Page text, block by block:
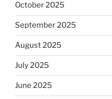
October 2025
September 2025
August 2025
July 2025
June 2025